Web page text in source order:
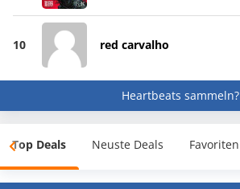
10 red carvalho
Heartbeats sammeln?
Top Deals Neuste Deals Favoriten